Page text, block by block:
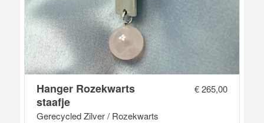
Hanger Rozekwarts
staafje
Gerecycled Zilver / Rozekwarts
€265,00